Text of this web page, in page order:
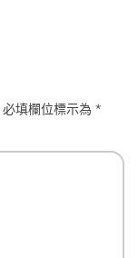
必填欄位標示為*